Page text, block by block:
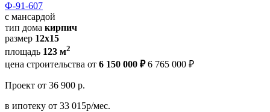
Ф-91-607
с мансардой
тип дома кирпич
размер 12х15
площадь 123 м2
цена строительства от 6 150 000 ₽ 6 765 000 ₽
Проект от 36 900 р.
в ипотеку от 33 015р/мес.